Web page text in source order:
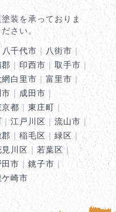
装を承っておりま
さい。
八千代市｜ 八街市 ｜
郡 ｜ 印西市 ｜取手市 ｜
網白里市｜富里市 ｜
｜ 成田市 ｜
京都 ｜東庄町 ｜
｜江戸川区 ｜流山市 ｜
｜稲毛区｜緑区 ｜
見川区 ｜若葉区 ｜
田市 ｜銚子市 ｜
ケ崎市